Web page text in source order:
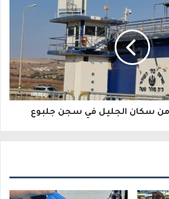
من سكان الجليل في سجن جلبوع